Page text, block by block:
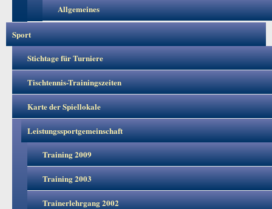
Allgemeines
Sport
Stichtage für Turniere
Tischtennis-Trainingszeiten
Karte der Spiellokale
Leistungssportgemeinschaft
Training 2009
Training 2003
Trainerlehrgang 2002